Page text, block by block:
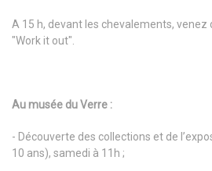
A 15 h, devant les chevalements, venez
"Work it out".
Au musée du Verre :
- Découverte des collections et de
10 ans), samedi à 11h ;